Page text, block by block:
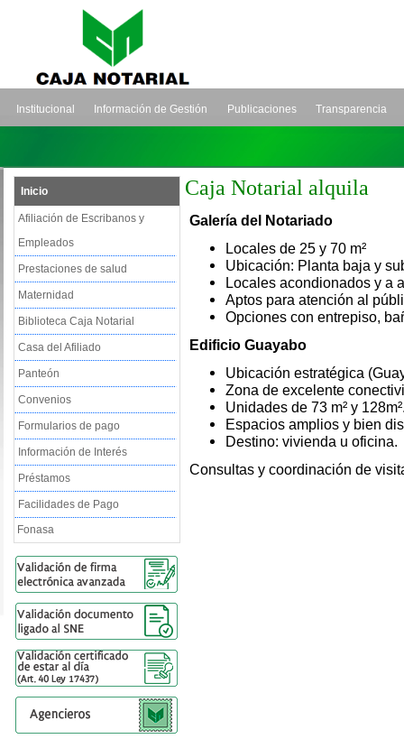
Institucional Información de Gestión Publicaciones Transparencia
Inicio
Afiliación de Escribanos y
Empleados
Prestaciones de salud
Maternidad
Biblioteca Caja Notarial
Casa del Afiliado
Panteón
Convenios
Formularios de pago
Información de Interés
Préstamos
Facilidades de Pago
Fonasa
Caja Notarial alquila
Galería del Notariado
Locales de 25 y 70 m²
Ubicación: Planta baja y
Locales acondionados y a
Aptos para atención al
Opciones con entrepiso,
Edificio Guayabo
Ubicación estratégica
Zona de excelente
Unidades de 73 m² y
Espacios amplios y bien
Destino: vivienda u oficina.
Consultas y coordinación de